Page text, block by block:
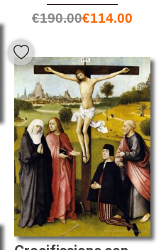
€190.00€114.00